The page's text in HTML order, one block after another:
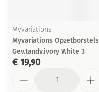
Myvariations
Myvariations Opzetborstels
Gev.tandv.ivory White 3
€ 19,90